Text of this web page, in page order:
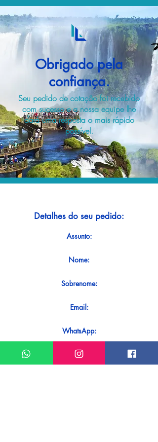
Obrigado pela
confiança.
Seu pedido de cotação foi recebido
com sucesso e a nossa equipe lhe
dará uma resposta o mais rápido
possível.
Detalhes do seu pedido:
Assunto:
Nome:
Sobrenome:
Email:
WhatsApp:
Mensagem: